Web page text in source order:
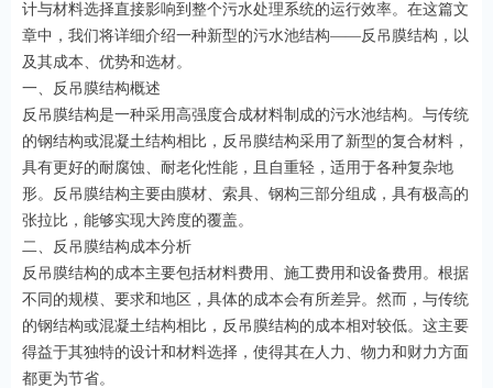
计与材料选择直接影响到整个污水处理系统的运行效率。在这篇文
章中，我们将详细介绍一种新型的污水池结构——反吊膜结构，以
及其成本、优势和选材。
一、反吊膜结构概述
反吊膜结构是一种采用高强度合成材料制成的污水池结构。与传统
的钢结构或混凝土结构相比，反吊膜结构采用了新型的复合材料，
具有更好的耐腐蚀、耐老化性能，且自重轻，适用于各种复杂地
形。反吊膜结构主要由膜材、索具、钢构三部分组成，具有极高的
张拉比，能够实现大跨度的覆盖。
二、反吊膜结构成本分析
反吊膜结构的成本主要包括材料费用、施工费用和设备费用。根据
不同的规模、要求和地区，具体的成本会有所差异。然而，与传统
的钢结构或混凝土结构相比，反吊膜结构的成本相对较低。这主要
得益于其独特的设计和材料选择，使得其在人力、物力和财力方面
都更为节省。